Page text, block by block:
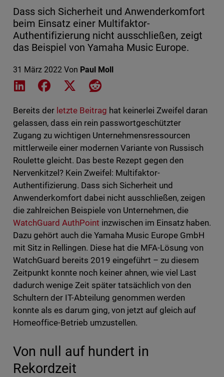
Dass sich Sicherheit und Anwenderkomfort
beim Einsatz einer Multifaktor-
Authentifizierung nicht ausschließen, zeigt
das Beispiel von Yamaha Music Europe.
31 März 2022 Von Paul Moll
Share on LinkedIn
Share on Facebook
Share on XShare on Reddit
Bereits der letzte Beitrag hat keinerlei Zweifel daran
gelassen, dass ein rein passwortgeschützter
Zugang zu wichtigen Unternehmensressourcen
mittlerweile einer modernen Variante von Russisch
Roulette gleicht. Das beste Rezept gegen den
Nervenkitzel? Kein Zweifel: Multifaktor-
Authentifizierung. Dass sich Sicherheit und
Anwenderkomfort dabei nicht ausschließen, zeigen
die zahlreichen Beispiele von Unternehmen, die
WatchGuard AuthPoint inzwischen im Einsatz haben.
Dazu gehört auch die Yamaha Music Europe GmbH
mit Sitz in Rellingen. Diese hat die MFA-Lösung von
WatchGuard bereits 2019 eingeführt – zu diesem
Zeitpunkt konnte noch keiner ahnen, wie viel Last
dadurch wenige Zeit später tatsächlich von den
Schultern der IT-Abteilung genommen werden
konnte als es darum ging, von jetzt auf gleich auf
Homeoffice-Betrieb umzustellen.
Von null auf hundert in
Rekordzeit